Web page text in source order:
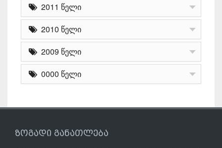
2011 წელი
2010 წელი
2009 წელი
0000 წელი
ზოგადი განათლება